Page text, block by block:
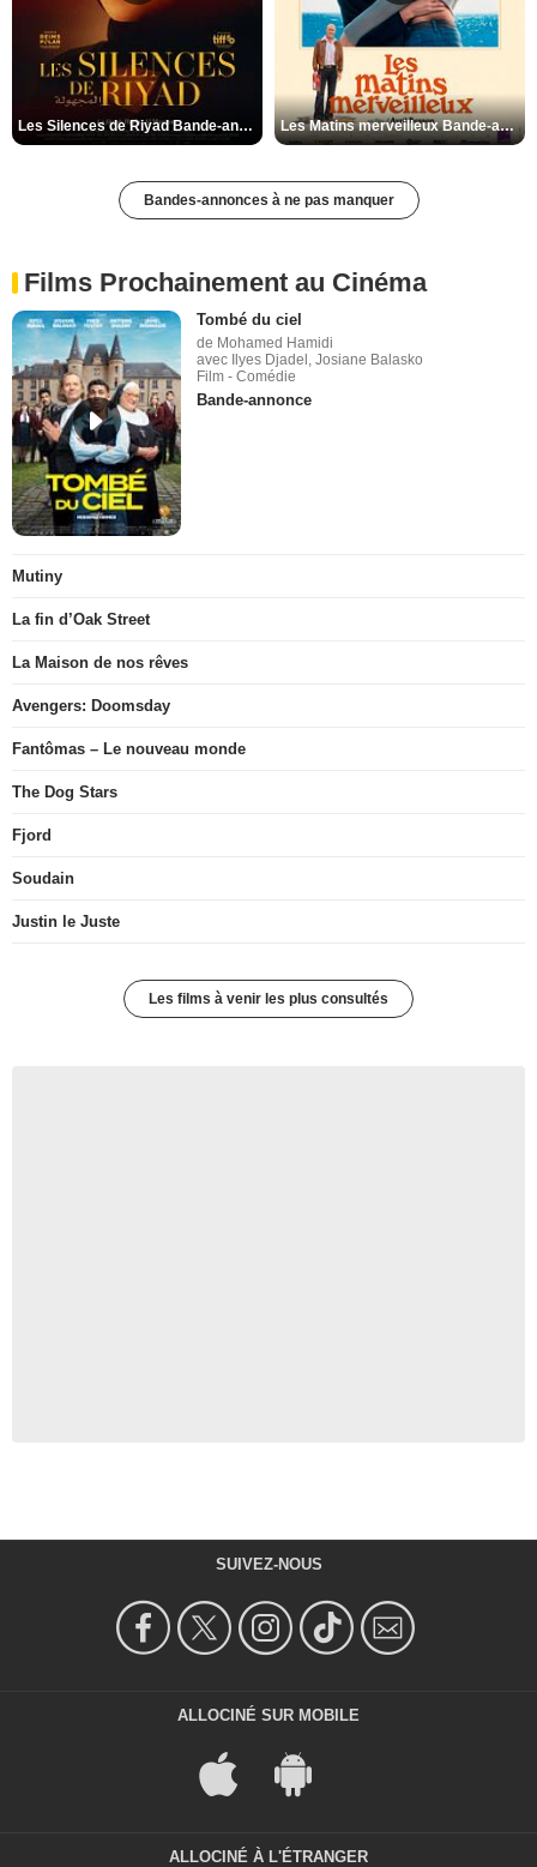
Les Silences de Riyad Bande-annonce VO STFR Les Matins merveilleux Bande-annonce VF
Bandes-annonces à ne pas manquer
Films Prochainement au Cinéma
Tombé du ciel
de Mohamed Hamidi
avec Ilyes Djadel, Josiane Balasko
Film - Comédie
Bande-annonce
Mutiny
La fin d’Oak Street
La Maison de nos rêves
Avengers: Doomsday
Fantômas – Le nouveau monde
The Dog Stars
Fjord
Soudain
Justin le Juste
Les films à venir les plus consultés
SUIVEZ-NOUS
ALLOCINÉ SUR MOBILE
ALLOCINÉ À L'ÉTRANGER